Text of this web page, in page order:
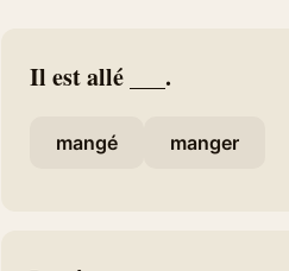
Il est allé ___.
mangé manger